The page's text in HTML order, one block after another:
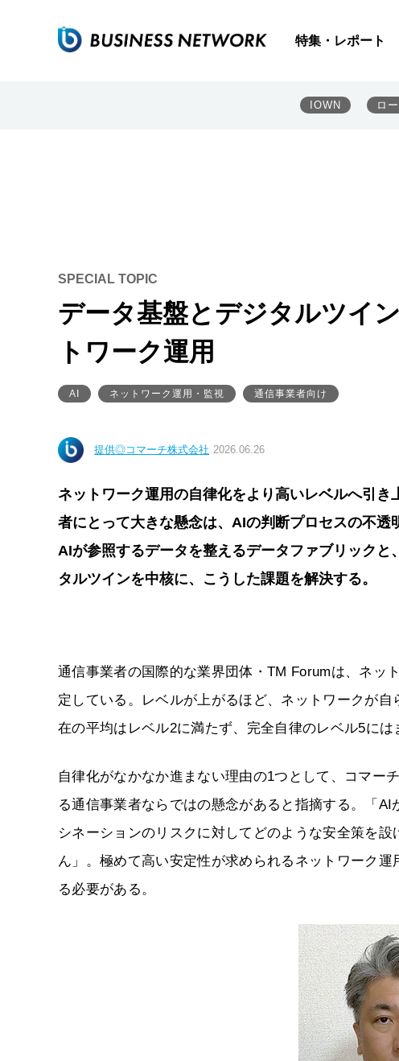
特集・レポート
IOWN ロ
SPECIAL TOPIC
データ基盤とデジタルツイ
トワーク運用
AI ネットワーク運用・監視 通信事業者向け
提供◎コマーチ株式会社 2026.06.26
ネットワーク運用の自律化をより高いレベルへ引
者にとって大きな懸念は、AIの判断プロセスの不透
AIが参照するデータを整えるデータファブリック
タルツインを中核に、こうした課題を解決する。
通信事業者の国際的な業界団体・TM Forumは、ネッ
定している。レベルが上がるほど、ネットワークが
在の平均はレベル2に満たず、完全自律のレベル5には
自律化がなかなか進まない理由の1つとして、コマー
る通信事業者ならではの懸念があると指摘する。「
シネーションのリスクに対してどのような安全策を
ん」。極めて高い安定性が求められるネットワーク
る必要がある。